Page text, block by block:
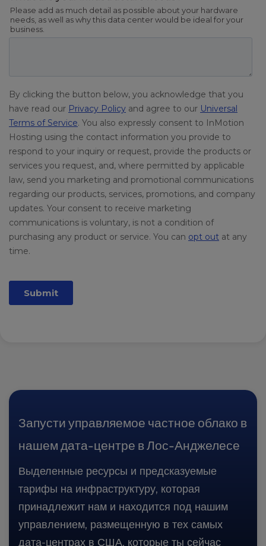
Запусти управляемое частное облако в
нашем дата-центре в Лос-Анджелесе
Выделенные ресурсы и предсказуемые
тарифы на инфраструктуру, которая
принадлежит нам и находится под нашим
управлением, размещенную в тех самых
дата-центрах в США, которые ты сейчас